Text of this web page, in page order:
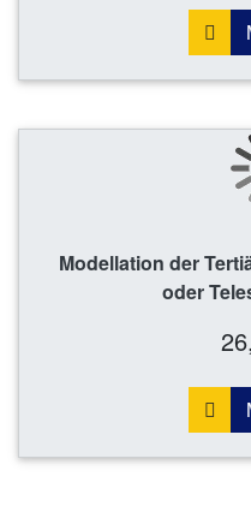
Modellation der
oder